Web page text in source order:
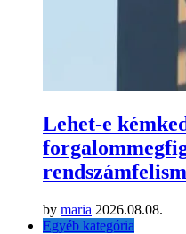
Lehet-e
by maria 2026.08.08.
Egyéb kategória